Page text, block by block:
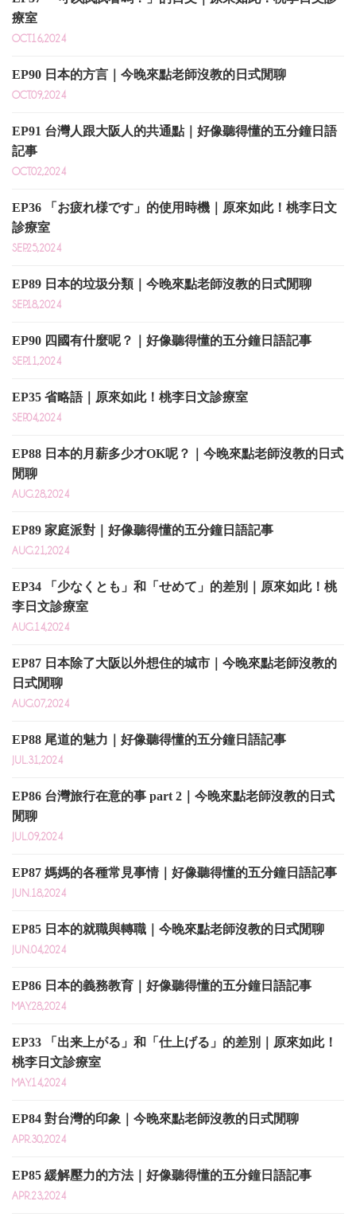
療室
OCT.16,2024
EP90 日本的方言｜今晚來點老師沒教的日式閒聊
OCT.09,2024
EP91 台灣人跟大阪人的共通點｜好像聽得懂的五分鐘日語
記事
OCT.02,2024
EP36 「お疲れ様です」的使用時機｜原來如此！桃李日文
診療室
SEP.25,2024
EP89 日本的垃圾分類｜今晚來點老師沒教的日式閒聊
SEP.18,2024
EP90 四國有什麼呢？｜好像聽得懂的五分鐘日語記事
SEP.11,2024
EP35 省略語｜原來如此！桃李日文診療室
SEP.04,2024
EP88 日本的月薪多少才OK呢？｜今晚來點老師沒教的日式
閒聊
AUG.28,2024
EP89 家庭派對｜好像聽得懂的五分鐘日語記事
AUG.21,2024
EP34 「少なくとも」和「せめて」的差別｜原來如此！桃
李日文診療室
AUG.14,2024
EP87 日本除了大阪以外想住的城市｜今晚來點老師沒教的
日式閒聊
AUG.07,2024
EP88 尾道的魅力｜好像聽得懂的五分鐘日語記事
JUL.31,2024
EP86 台灣旅行在意的事 part 2｜今晚來點老師沒教的日式
閒聊
JUL.09,2024
EP87 媽媽的各種常見事情｜好像聽得懂的五分鐘日語記事
JUN.18,2024
EP85 日本的就職與轉職｜今晚來點老師沒教的日式閒聊
JUN.04,2024
EP86 日本的義務教育｜好像聽得懂的五分鐘日語記事
MAY.28,2024
EP33 「出来上がる」和「仕上げる」的差別｜原來如此！
桃李日文診療室
MAY.14,2024
EP84 對台灣的印象｜今晚來點老師沒教的日式閒聊
APR.30,2024
EP85 緩解壓力的方法｜好像聽得懂的五分鐘日語記事
APR.23,2024